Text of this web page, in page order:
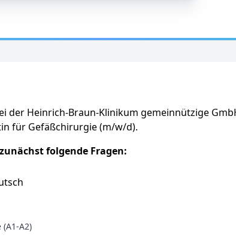
der Heinrich-Braun-Klinikum gemeinnützige
für Gefäßchirurgie (m/w/d).
folgende Fragen:
A2)